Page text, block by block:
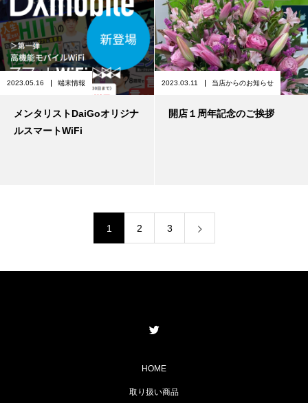
2023.05.16 端末情報
メンタリストDaiGoオリジナ
ルスマートWiFi
2023.03.11 当店からのお知らせ
開店１周年記念のご挨拶
1 2 3
HOME
取り扱い商品